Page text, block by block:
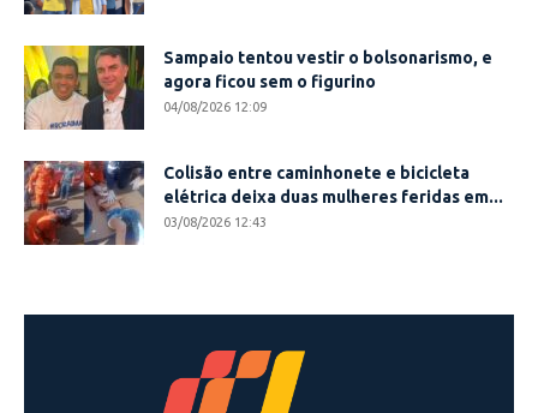
Sampaio tentou vestir o bolsonarismo, e
agora ficou sem o figurino
04/08/2026 12:09
Colisão entre caminhonete e bicicleta
elétrica deixa duas mulheres feridas em...
03/08/2026 12:43